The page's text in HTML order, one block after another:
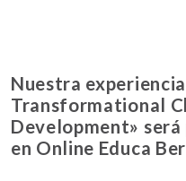
Nuestra
Transformational
Development» será
en Online Educa